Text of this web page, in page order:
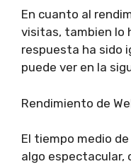
En cuanto al
visitas, tambien lo
respuesta ha sido
puede ver en la
Rendimiento de
El tiempo medio
algo espectacular,